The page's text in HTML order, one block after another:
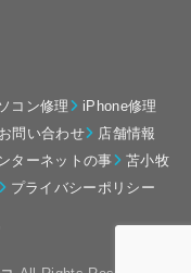
コン修理
iPhone修理
問い合わせ
店舗情報
ターネットの事
苫小牧
プライバシーポリシー